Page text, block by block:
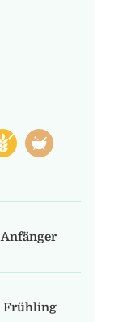
Anfänger
Frühling